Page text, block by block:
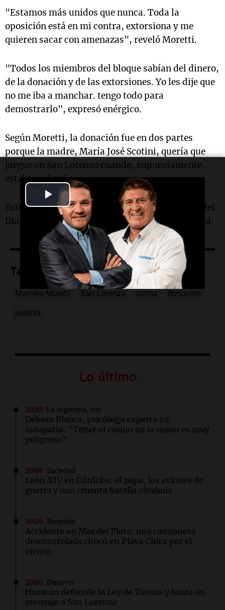
Play
Video
"Estamos más unidos que nunca. Toda la
oposición está en mi contra, extorsiona y me
quieren sacar con amenazas", reveló Moretti.
"Todos los miembros del bloque sabían del dinero,
de la donación y de las extorsiones. Yo les dije que
no me iba a manchar. tengo todo para
demostrarlo", expresó enérgico.
Según Moretti, la donación fue en dos partes
porque la madre, María José Scotini, quería que
juegue en San Lorenzo cuando, supuestamente,
estaba en Lanús.
Este relato de Moretti fue descrito en una nota del
Diario Hoy de La Plata, de quién es dueña Scotini.
Temas
Marcelo Moretti San Lorenzo coima donación
justicia
Lo último
20:25 La Argentina, hoy
Débora Blanca, psicóloga experta en
ludopatía: “Tener el casino en la mano es muy
peligroso”
20:08 Sociedad
León XIV en Córdoba: el papa, los aviones de
guerra y una cruenta batalla olvidada
20:06 Sociedad
Accidente en Mar del Plata: una camioneta
descontrolada chocó en Playa Chica por el
viento
20:00 Deportes
Huracán defiende la Ley de Tierras y lanza un
mensaje a San Lorenzo